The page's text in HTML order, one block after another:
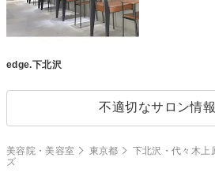
edge.下北沢
不適切なサロン情
美容院・美容室 東京都 下北沢・代々木上
ズ